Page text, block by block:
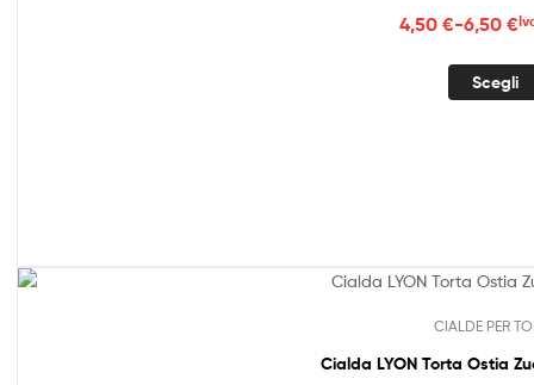
4,50 €-6,50 €
Scegli
CIALDE PER
Cialda LYON Torta Ostia